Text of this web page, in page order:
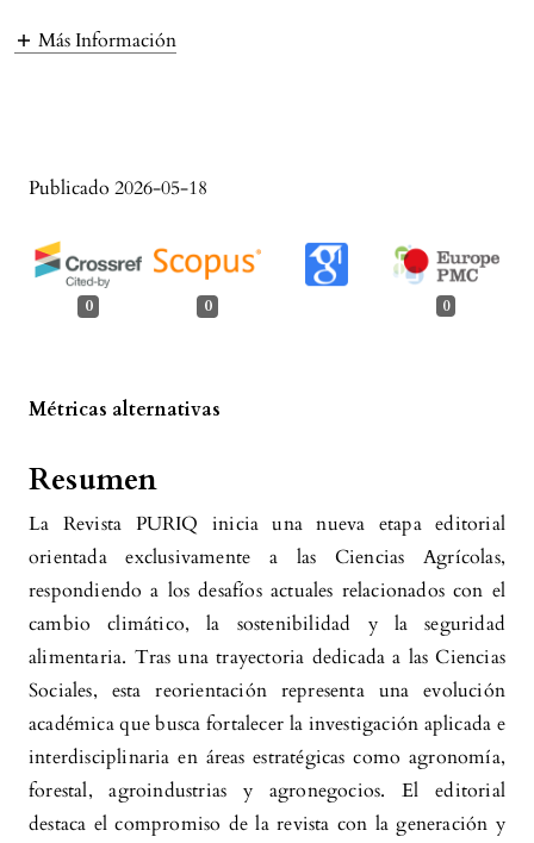
Más Información
Publicado 2026-05-18
0 0 0
Métricas alternativas
Resumen
La Revista PURIQ inicia una nueva etapa editorial
orientada exclusivamente a las Ciencias Agrícolas,
respondiendo a los desafíos actuales relacionados con el
cambio climático, la sostenibilidad y la seguridad
alimentaria. Tras una trayectoria dedicada a las Ciencias
Sociales, esta reorientación representa una evolución
académica que busca fortalecer la investigación aplicada e
interdisciplinaria en áreas estratégicas como agronomía,
forestal, agroindustrias y agronegocios. El editorial
destaca el compromiso de la revista con la generación y